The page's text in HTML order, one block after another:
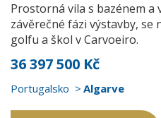
Prostorná vila s bazénem a
závěrečné fázi výstavby, se
golfu a škol v Carvoeiro.
36 397 500 Kč
Portugalsko Algarve